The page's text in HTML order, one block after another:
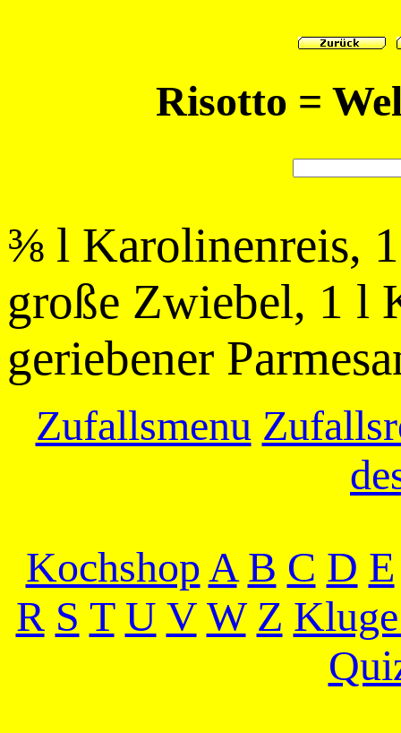
Risotto =
⅜ l Karolinenreis,
große Zwiebel, 1 l
geriebener
Zufallsmenu
KochshopA B C D E
R S T U V W Z